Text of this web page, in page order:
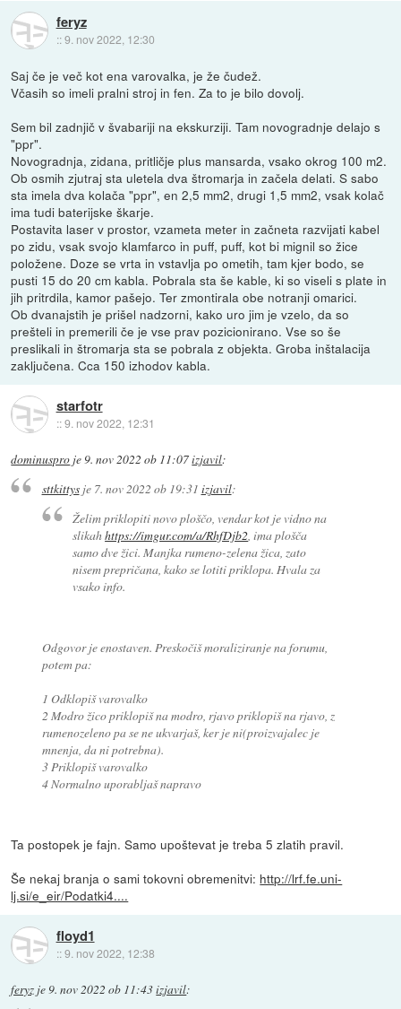
feryz
::9. nov 2022, 12:30
Saj če je več kot ena varovalka, je že čudež.
Včasih so imeli pralni stroj in fen. Za to je bilo dovolj.
Sem bil zadnjič v švabariji na ekskurziji. Tam novogradnje delajo s
"ppr".
Novogradnja, zidana, pritličje plus mansarda, vsako okrog 100 m2.
Ob osmih zjutraj sta uletela dva štromarja in začela delati. S sabo
sta imela dva kolača "ppr", en 2,5 mm2, drugi 1,5 mm2, vsak kolač
ima tudi baterijske škarje.
Postavita laser v prostor, vzameta meter in začneta razvijati kabel
po zidu, vsak svojo klamfarco in puff, puff, kot bi mignil so žice
položene. Doze se vrta in vstavlja po ometih, tam kjer bodo, se
pusti 15 do 20 cm kabla. Pobrala sta še kable, ki so viseli s plate in
jih pritrdila, kamor pašejo. Ter zmontirala obe notranji omarici.
Ob dvanajstih je prišel nadzorni, kako uro jim je vzelo, da so
prešteli in premerili če je vse prav pozicionirano. Vse so še
preslikali in štromarja sta se pobrala z objekta. Groba inštalacija
zaključena. Cca 150 izhodov kabla.
starfotr
::9. nov 2022, 12:31
dominuspro je9. nov 2022 ob 11:07izjavil:
sttkittysje 7. nov 2022 ob 19:31 izjavil:
Želim priklopiti novo ploščo, vendar kot je vidno na
slikahhttps://imgur.com/a/RhfDjb2, ima plošča
samo dve žici. Manjka rumeno-zelena žica, zato
nisem prepričana, kako se lotiti priklopa. Hvala za
vsako info.
Odgovor je enostaven. Preskočiš moraliziranje na forumu,
potem pa:
1 Odklopiš varovalko
2 Modro žico priklopiš na modro, rjavo priklopiš na rjavo, z
rumenozeleno pa se ne ukvarjaš, ker je ni(proizvajalec je
mnenja, da ni potrebna).
3 Priklopiš varovalko
4 Normalno uporabljaš napravo
Ta postopek je fajn. Samo upoštevat je treba 5 zlatih pravil.
Še nekaj branja o sami tokovni obremenitvi: http://lrf.fe.uni-
lj.si/e_eir/Podatki4....
floyd1
::9. nov 2022, 12:38
feryz je9. nov 2022 ob 11:43izjavil: